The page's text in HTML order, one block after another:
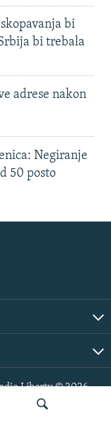
bi
bi trebala
adrese nakon
Negiranje
50 posto
Liberty © 2026